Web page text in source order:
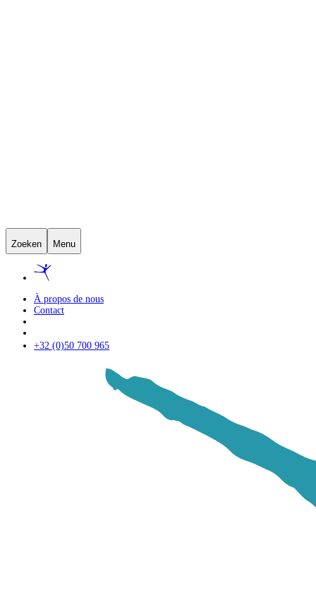
Zoeken Menu
À propos de nous
Contact
+32 (0)50 700 965